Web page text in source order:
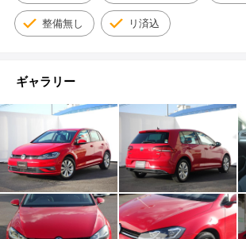
整備無し リ済込
ギャラリー